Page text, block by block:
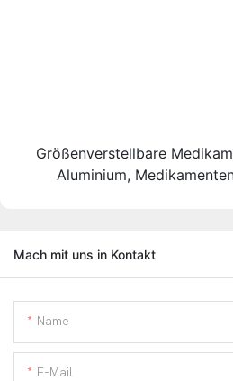
Größenverstellbare
Aluminium,
Mach mit uns in Kontakt
Name
E-Mail